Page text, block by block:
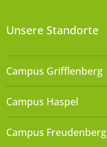
Unsere Standorte
Campus Grifflenberg
Campus Haspel
Campus Freudenberg